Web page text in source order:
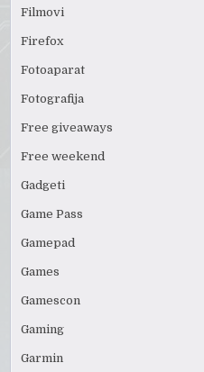
Filmovi
Firefox
Fotoaparat
Fotografija
Free giveaways
Free weekend
Gadgeti
Game Pass
Gamepad
Games
Gamescon
Gaming
Garmin